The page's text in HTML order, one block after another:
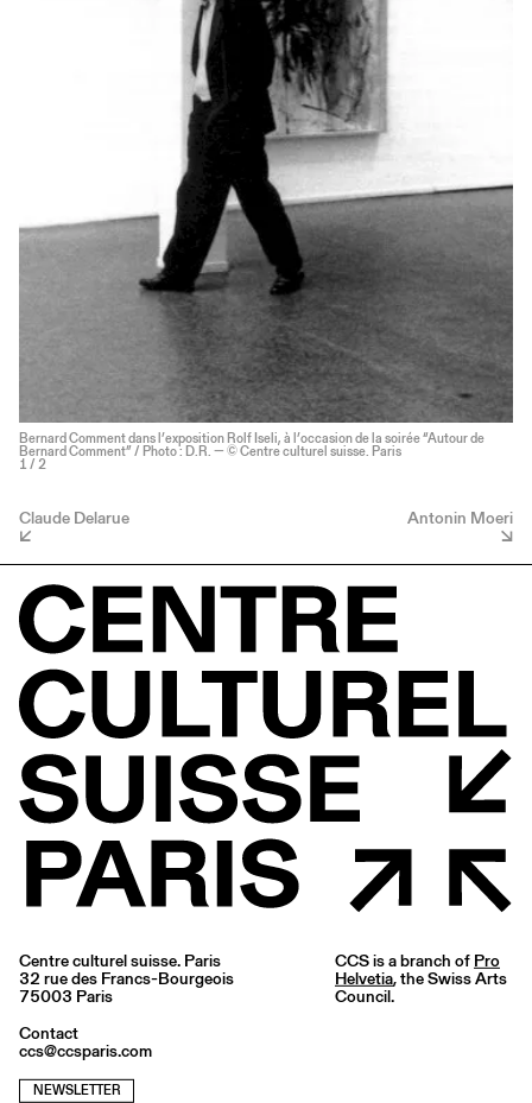
Bernard Comment dans l’exposition Rolf Iseli, à l’occasion de la soirée “Autour de
Bernard Comment” / Photo : D.R. — © Centre culturel suisse. Paris
1 / 2
Claude Delarue Antonin Moeri
Centre culturel suisse. Paris
32 rue des Francs-Bourgeois
75003 Paris
Contact
ccs@ccsparis.com
NEWSLETTER
CCS is a branch of Pro
Helvetia, the Swiss Arts
Council.